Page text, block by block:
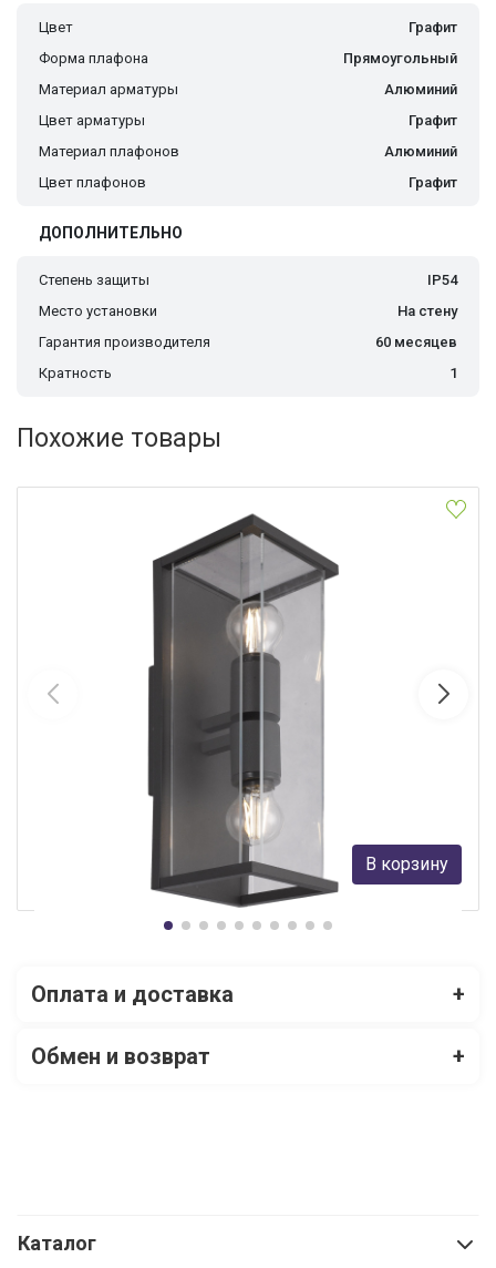
Цвет
Графит
Форма плафона
Прямоугольный
Материал арматуры
Алюминий
Цвет арматуры
Графит
Материал плафонов
Алюминий
Цвет плафонов
Графит
ДОПОЛНИТЕЛЬНО
Степень защиты
IP54
Место установки
На стену
Гарантия производителя
60 месяцев
Кратность
1
Похожие товары
Уличный настенный светильник Mantra Meribel 6492
В наличии Более 10
В корзину
Оплата и доставка +
Обмен и возврат +
Каталог